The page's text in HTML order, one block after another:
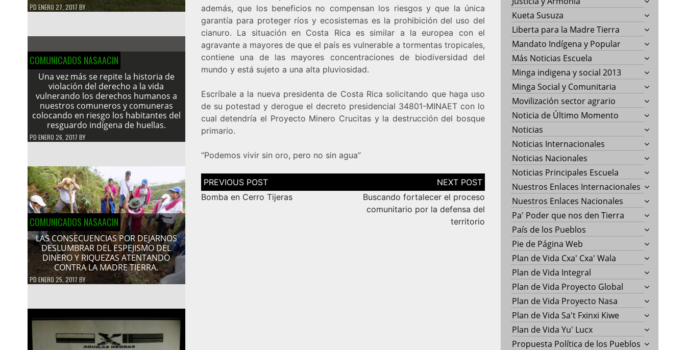
PD ENERO 27, 2017 BY
COMUNICADOS NASAACIN
Una vez más se repite la historia de
violación del derecho a la vida
vulnerando los derechos humanos a
nuestros comuneros y comuneras
colocando en riesgo los habitantes del
resguardo indígena de huellas.
PD ENERO 26, 2017 BY
COMUNICADOS NASAACIN
LAS CONSECUENCIAS POR DEJARNOS
DESLUMBRAR DEL ESPEJISMO DEL
DINERO Y RIQUEZAS ATENTANDO
CONTRA LA MADRE TIERRA.
PDENERO 25, 2017 BY
además, que los beneficios no compensan los riesgos y que la única
garantía para proteger ríos y ecosistemas es la prohibición del uso del
cianuro. La situación en Costa Rica es similar a la europea con el
agravante a mayores de que el país es vulnerable a tormentas tropicales,
contiene una de las mayores concentraciones de biodiversidad del
mundo y está sujeto a una alta pluviosidad.
Escríbale a la nueva presidenta de Costa Rica solicitando que haga uso
de su potestad y derogue el decreto presidencial 34801-MINAET con lo
cual detendría el Proyecto Minero Crucitas y la destrucción del bosque
primario.
“Podemos vivir sin oro, pero no sin agua”
Navegación
de
entradas
Bomba en Cerro Tijeras
Buscando fortalecer el proceso
comunitario por la defensa del
territorio
Kueta Susuza
Liberta para la Madre Tierra
Mandato Indígena y Popular
Más Noticias Escuela
Minga indigena y social 2013
Minga Social y Comunitaria
Movilización sector agrario
Noticia de Último Momento
Noticias
Noticias Internacionales
Noticias Nacionales
Noticias Principales Escuela
Nuestros Enlaces Internacionales
Nuestros Enlaces Nacionales
Pa' Poder que nos den Tierra
País de los Pueblos
Pie de Página Web
Plan de Vida Cxa' Cxa' Wala
Plan de Vida Integral
Plan de Vida Proyecto Global
Plan de Vida Proyecto Nasa
Plan de Vida Sa't Fxinxi Kiwe
Plan de Vida Yu' Lucx
Propuesta Política de los Pueblos